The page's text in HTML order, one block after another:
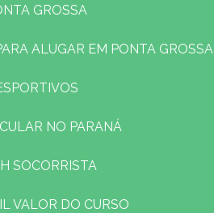
GROSSA
ALUGAR EM PONTA GROSSA
NO PARANÁ
SOCORRISTA
VALOR DO CURSO